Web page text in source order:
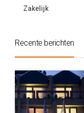
Zakelijk
Recente berichten